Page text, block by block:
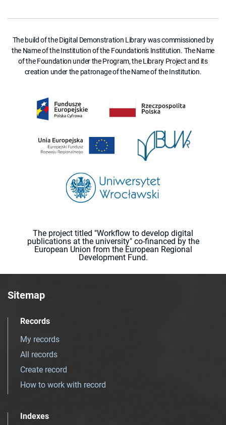
The build of the Digital Demonstration Library was commissioned by
the Name of the Institution of the Foundation's Institution. The Name
of the Foundation under the Program, the Library Project and its
creation under the patronage of the Name of the Institution.
The project titled "Workflow to develop digital
publications at the university" co-financed by the
European Union from the European Regional
Development Fund.
Sitemap
Records
My records
All records
Create record
How to work with record
Indexes